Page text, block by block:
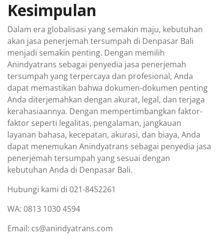
Kesimpulan
Dalam era globalisasi yang semakin maju, kebutuhan
akan jasa penerjemah tersumpah di Denpasar Bali
menjadi semakin penting. Dengan memilih
Anindyatrans sebagai penyedia jasa penerjemah
tersumpah yang terpercaya dan profesional, Anda
dapat memastikan bahwa dokumen-dokumen penting
Anda diterjemahkan dengan akurat, legal, dan terjaga
kerahasiaannya. Dengan mempertimbangkan faktor-
faktor seperti legalitas, pengalaman, jangkauan
layanan bahasa, kecepatan, akurasi, dan biaya, Anda
dapat menemukan Anindyatrans sebagai penyedia jasa
penerjemah tersumpah yang sesuai dengan
kebutuhan Anda di Denpasar Bali.
Hubungi kami di 021-8452261
WA: 0813 1030 4594
Email: cs@anindyatrans.com